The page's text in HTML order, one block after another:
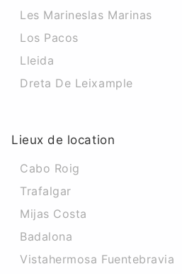
Les Marineslas Marinas
Los Pacos
Lleida
Dreta De Leixample
Lieux de location
Cabo Roig
Trafalgar
Mijas Costa
Badalona
Vistahermosa Fuentebravia